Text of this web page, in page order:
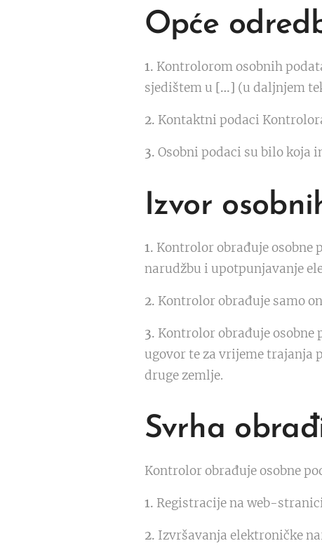
Opće
1. Kontrolorom osobnih
sjedištem u […] (u daljnjem
2. Kontaktni podaci
3. Osobni podaci su bilo
Izvor
1. Kontrolor obrađuje osobne
narudžbu i upotpunjavanje
2. Kontrolor obrađuje samo
3. Kontrolor obrađuje
ugovor te za vrijeme trajanja
druge zemlje.
Svrha
Kontrolor obrađuje osobne
1. Registracije na web-
2. Izvršavanja elektroničke